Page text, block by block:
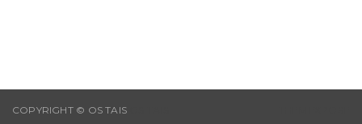
COPYRIGHT © OS TAIS